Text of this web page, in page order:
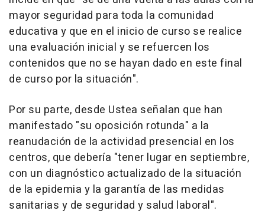
mayor seguridad para toda la comunidad
educativa y que en el inicio de curso se realice
una evaluación inicial y se refuercen los
contenidos que no se hayan dado en este final
de curso por la situación".
Por su parte, desde Ustea señalan que han
manifestado "su oposición rotunda" a la
reanudación de la actividad presencial en los
centros, que debería "tener lugar en septiembre,
con un diagnóstico actualizado de la situación
de la epidemia y la garantía de las medidas
sanitarias y de seguridad y salud laboral".